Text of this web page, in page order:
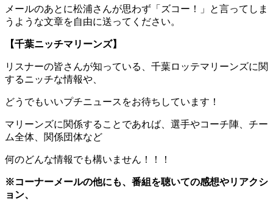
メールのあとに松浦さんが思わず「ズコー！」と言ってしま
うような文章を自由に送ってください。
【千葉ニッチマリーンズ】
リスナーの皆さんが知っている、千葉ロッテマリーンズに関
するニッチな情報や、
どうでもいいプチニュースをお待ちしています！
マリーンズに関係することであれば、選手やコーチ陣、チー
ム全体、関係団体など
何のどんな情報でも構いません！！！
※コーナーメールの他にも、番組を聴いての感想やリアクシ
ョン、